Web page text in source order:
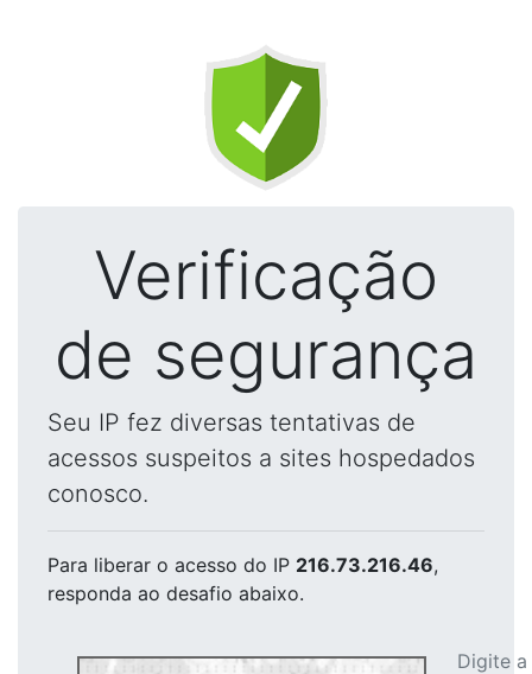
Verificação
de segurança
Seu IP fez diversas tentativas de
acessos suspeitos a sites hospedados
conosco.
Para liberar o acesso do IP 216.73.216.46,
responda ao desafio abaixo.
Digite